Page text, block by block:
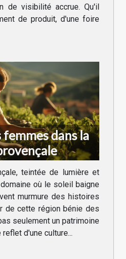
de visibilité accrue. Qu'il
de produit, d'une foire
femmes dans la
teintée de lumière et
où le soleil baigne
murmure des histoires
de cette région bénie des
seulement un patrimoine
d'une culture...